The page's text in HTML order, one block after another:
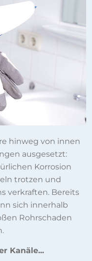
hinweg von innen
ausgesetzt:
Korrosion
trotzen und
verkraften. Bereits
sich innerhalb
Rohrschaden
Kanäle...